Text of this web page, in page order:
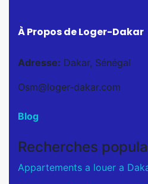
À Propos de Loger-Dakar
Adresse: Dakar, Sénégal
Osm@loger-dakar.com
Blog
Recherches
Appartements a louer a